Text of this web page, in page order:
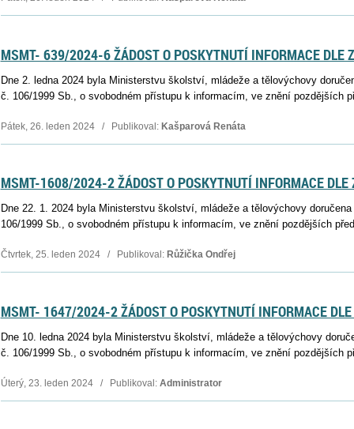
MSMT- 639/2024-6 ŽÁDOST O POSKYTNUTÍ INFORMACE
Dne 2. ledna 2024 byla Ministerstvu školství, mládeže a tělovýchovy
č. 106/1999 Sb., o svobodném přístupu k informacím, ve znění pozdějších
Pátek, 26. leden 2024 / Publikoval: Kašparová Renáta
MSMT-1608/2024-2 ŽÁDOST O POSKYTNUTÍ INFORMACE
Dne 22. 1. 2024 byla Ministerstvu školství, mládeže a tělovýchovy
106/1999 Sb., o svobodném přístupu k informacím, ve znění pozdějších
Čtvrtek, 25. leden 2024 / Publikoval: Růžička Ondřej
MSMT- 1647/2024-2 ŽÁDOST O POSKYTNUTÍ INFORMACE
Dne 10. ledna 2024 byla Ministerstvu školství, mládeže a tělovýchovy
č. 106/1999 Sb., o svobodném přístupu k informacím, ve znění pozdějších
Úterý, 23. leden 2024 / Publikoval: Administrator